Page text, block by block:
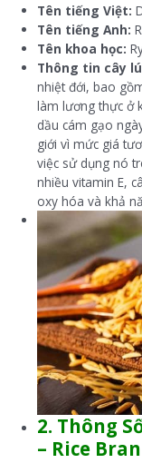
Tên tiếng Việt:
Tên tiếng Anh:
Tên khoa học:
Thông tin cây
nhiệt đới, bao
làm lương thực ở
dầu cám gạo
giới vì mức giá
việc sử dụng nó
nhiều vitamin E,
oxy hóa và khả
2. Thông
– Rice